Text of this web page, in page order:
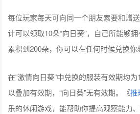
每位玩家每天可向同一个朋友索要和赠
计可以领取10朵“向日葵”，自己所能够
累积到200朵，你可以在任何时候兑换你
在“激情向日葵”中兑换的服装有效期均
以叠加有效期，“向日葵”无有效期。《推
乐的休闲游戏，能帮助你提高观察能力